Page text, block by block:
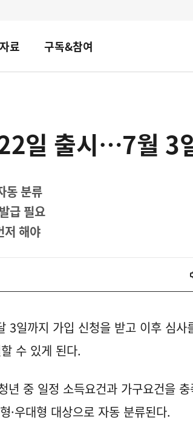
료 구독&참여
일 출시…7월 3
동 분류
급 필요
저 해야
3일까지 가입 신청을 받고 이후 심사
수 있게 된다.
중 일정 소득요건과 가구요건을 충
·우대형 대상으로 자동 분류된다.